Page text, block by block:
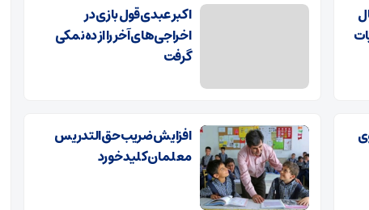
اکبر عبدی قول بازی در
اخراجی‌های آخر را از ده‌نمکی
گرفت
افزایش ضریب حق‌التدریس
معلمان کلید خورد